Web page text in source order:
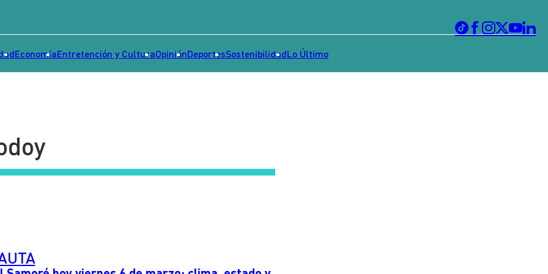
EconomíaEntretención y CulturaOpiniónDeportesSostenibilidadLo Último